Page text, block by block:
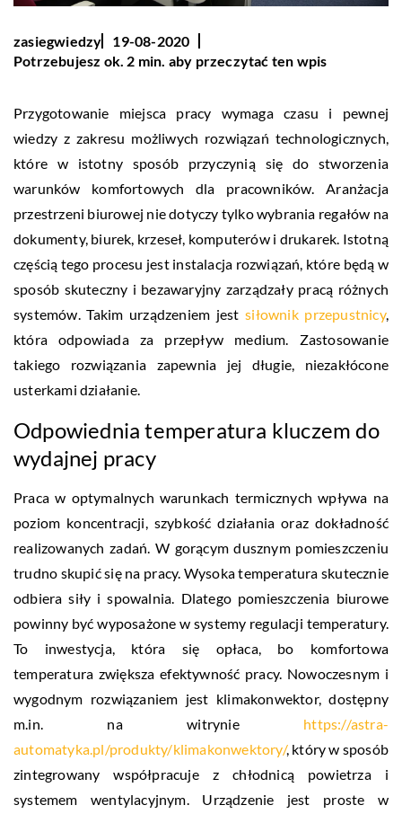
zasiegwiedzy
19-08-2020
Potrzebujesz ok. 2 min. aby przeczytać ten wpis
Przygotowanie miejsca pracy wymaga czasu i pewnej
wiedzy z zakresu możliwych rozwiązań technologicznych,
które w istotny sposób przyczynią się do stworzenia
warunków komfortowych dla pracowników. Aranżacja
przestrzeni biurowej nie dotyczy tylko wybrania regałów na
dokumenty, biurek, krzeseł, komputerów i drukarek. Istotną
częścią tego procesu jest instalacja rozwiązań, które będą w
sposób skuteczny i bezawaryjny zarządzały pracą różnych
systemów. Takim urządzeniem jestsiłownik przepustnicy,
która odpowiada za przepływ medium. Zastosowanie
takiego rozwiązania zapewnia jej długie, niezakłócone
usterkami działanie.
Odpowiednia temperatura kluczem do
wydajnej pracy
Praca w optymalnych warunkach termicznych wpływa na
poziom koncentracji, szybkość działania oraz dokładność
realizowanych zadań. W gorącym dusznym pomieszczeniu
trudno skupić się na pracy. Wysoka temperatura skutecznie
odbiera siły i spowalnia. Dlatego pomieszczenia biurowe
powinny być wyposażone w systemy regulacji temperatury.
To inwestycja, która się opłaca, bo komfortowa
temperatura zwiększa efektywność pracy. Nowoczesnym i
wygodnym rozwiązaniem jest klimakonwektor, dostępny
m.in. na witrynie https://astra-
automatyka.pl/produkty/klimakonwektory/, który w sposób
zintegrowany współpracuje z chłodnicą powietrza i
systemem wentylacyjnym. Urządzenie jest proste w